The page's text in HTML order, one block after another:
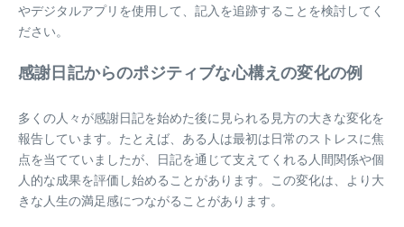
やデジタルアプリを使用して、記入を追跡することを検討してく
ださい。
感謝日記からのポジティブな心構えの変化の例
多くの人々が感謝日記を始めた後に見られる見方の大きな変化を
報告しています。たとえば、ある人は最初は日常のストレスに焦
点を当てていましたが、日記を通じて支えてくれる人間関係や個
人的な成果を評価し始めることがあります。この変化は、より大
きな人生の満足感につながることがあります。